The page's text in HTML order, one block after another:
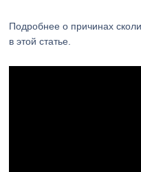
Подробнее о причинах
в этой статье.